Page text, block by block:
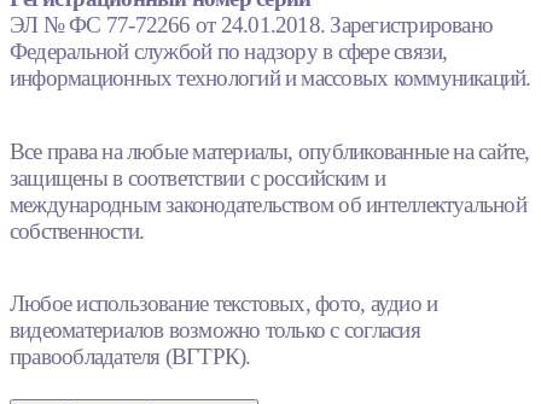
ЭЛ № ФС 77-72266 от 24.01.2018. Зарегистрировано
Федеральной службой по надзору в сфере связи,
информационных технологий и массовых коммуникаций.
Все права на любые материалы, опубликованные на сайте,
защищены в соответствии с российским и
международным законодательством об интеллектуальной
собственности.
Любое использование текстовых, фото, аудио и
видеоматериалов возможно только с согласия
правообладателя (ВГТРК).